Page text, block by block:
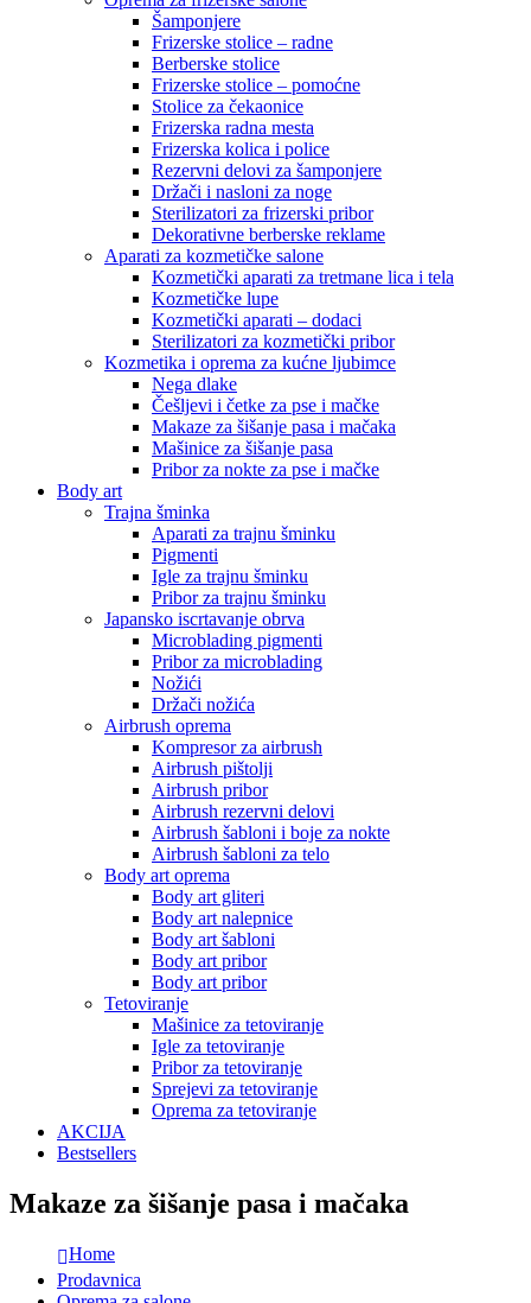
Šamponjere
Frizerske stolice – radne
Berberske stolice
Frizerske stolice – pomoćne
Stolice za čekaonice
Frizerska radna mesta
Frizerska kolica i police
Rezervni delovi za šamponjere
Držači i nasloni za noge
Sterilizatori za frizerski pribor
Dekorativne berberske reklame
Aparati za kozmetičke salone
Kozmetički aparati za tretmane lica i tela
Kozmetičke lupe
Kozmetički aparati – dodaci
Sterilizatori za kozmetički pribor
Kozmetika i oprema za kućne ljubimce
Nega dlake
Češljevi i četke za pse i mačke
Makaze za šišanje pasa i mačaka
Mašinice za šišanje pasa
Pribor za nokte za pse i mačke
Body art
Trajna šminka
Aparati za trajnu šminku
Pigmenti
Igle za trajnu šminku
Pribor za trajnu šminku
Japansko iscrtavanje obrva
Microblading pigmenti
Pribor za microblading
Nožići
Držači nožića
Airbrush oprema
Kompresor za airbrush
Airbrush pištolji
Airbrush pribor
Airbrush rezervni delovi
Airbrush šabloni i boje za nokte
Airbrush šabloni za telo
Body art oprema
Body art gliteri
Body art nalepnice
Body art šabloni
Body art pribor
Body art pribor
Tetoviranje
Mašinice za tetoviranje
Igle za tetoviranje
Pribor za tetoviranje
Sprejevi za tetoviranje
Oprema za tetoviranje
AKCIJA
Bestsellers
Makaze za šišanje pasa i mačaka
Home
Prodavnica